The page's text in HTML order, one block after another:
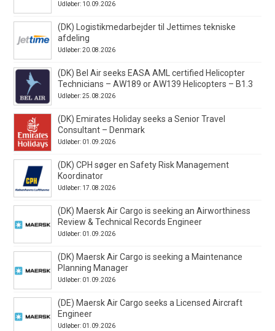
Udløber: 10.09.2026
(DK) Logistikmedarbejder til Jettimes tekniske
afdeling
Udløber: 20.08.2026
(DK) Bel Air seeks EASA AML certified Helicopter
Technicians – AW189 or AW139 Helicopters – B1.3
Udløber: 25.08.2026
(DK) Emirates Holiday seeks a Senior Travel
Consultant – Denmark
Udløber: 01.09.2026
(DK) CPH søger en Safety Risk Management
Koordinator
Udløber: 17.08.2026
(DK) Maersk Air Cargo is seeking an Airworthiness
Review & Technical Records Engineer
Udløber: 01.09.2026
(DK) Maersk Air Cargo is seeking a Maintenance
Planning Manager
Udløber: 01.09.2026
(DE) Maersk Air Cargo seeks a Licensed Aircraft
Engineer
Udløber: 01.09.2026